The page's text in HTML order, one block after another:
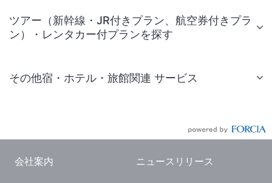
ツアー（新幹線・JR付きプラン、航空券付きプラ
ン）・レンタカー付プランを探す
その他宿・ホテル・旅館関連 サービス
会社案内 ニュースリリース